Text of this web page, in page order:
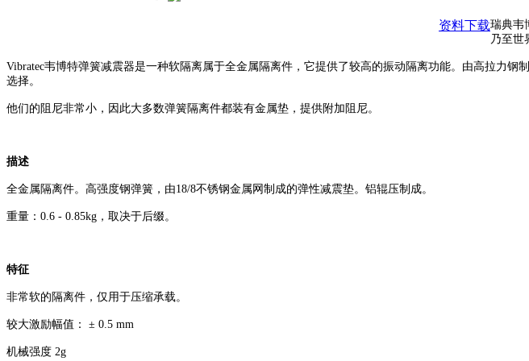
资料下载瑞典韦
乃至世
Vibratec韦博特弹簧减震器是一种软隔离属于全金属隔离件，它提供了较高的振动隔离功能。由高拉力
选择。
他们的阻尼非常小，因此大多数弹簧隔离件都装有金属垫，提供附加阻尼。
描述
全金属隔离件。高强度钢弹簧，由18/8不锈钢金属网制成的弹性减震垫。铝辊压制成。
重量：0.6 - 0.85kg，取决于后缀。
特征
非常软的隔离件，仅用于压缩承载。
较大激励幅值： ± 0.5 mm
机械强度 2g